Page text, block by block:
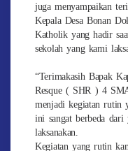
juga menyampaikan
Kepala Desa Bonan
Katholik yang hadir
sekolah yang kami
“Terimakasih Bapak
Resque ( SHR ) 4
menjadi kegiatan rutin
ini sangat berbeda dari
laksanakan.
Kegiatan yang rutin